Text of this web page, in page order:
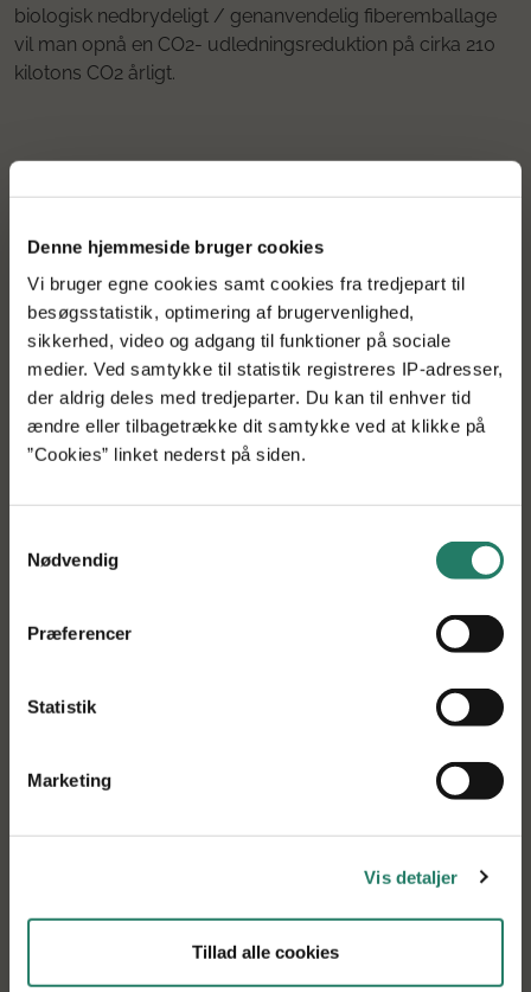
Denne hjemmeside bruger cookies
Vi bruger egne cookies samt cookies fra tredjepart til
besøgsstatistik, optimering af brugervenlighed,
sikkerhed, video og adgang til funktioner på sociale
medier. Ved samtykke til statistik registreres IP-adresser,
der aldrig deles med tredjeparter. Du kan til enhver tid
ændre eller tilbagetrække dit samtykke ved at klikke på
”Cookies” linket nederst på siden.
Nødvendig
Præferencer
Statistik
Marketing
Vis detaljer
Tillad alle cookies
biologisk nedbrydeligt / genanvendelig fiberemballage
vil man opnå en CO2- udledningsreduktion på cirka 210
kilotons CO2 årligt.
Få vores projektnyheder i din indbakke
Tilmeld dig vores nyhedsbrev, og få de seneste
Tilmeld nyhedsbrev
Projekttitel